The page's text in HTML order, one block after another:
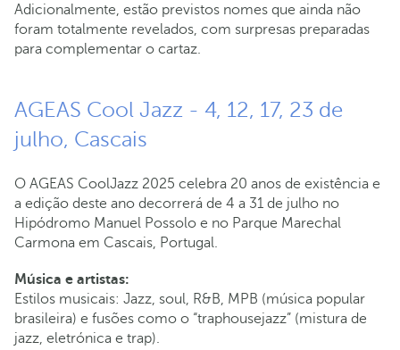
Adicionalmente, estão previstos nomes que ainda não
foram totalmente revelados, com surpresas preparadas
para complementar o cartaz.
AGEAS Cool Jazz - 4, 12, 17, 23 de
julho, Cascais
O AGEAS CoolJazz 2025 celebra 20 anos de existência e
a edição deste ano decorrerá de 4 a 31 de julho no
Hipódromo Manuel Possolo e no Parque Marechal
Carmona em Cascais, Portugal.
Música e artistas:
Estilos musicais: Jazz, soul, R&B, MPB (música popular
brasileira) e fusões como o “traphousejazz” (mistura de
jazz, eletrónica e trap).